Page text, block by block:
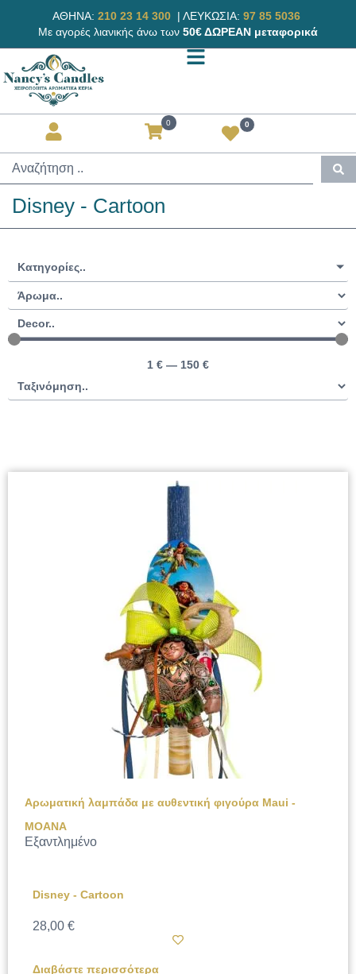
ΑΘΗΝΑ: 210 23 14 300 | ΛΕΥΚΩΣΙΑ: 97 85 5036
Με αγορές λιανικής άνω των 50€ ΔΩΡΕΑΝ μεταφορικά
0 0
Disney - Cartoon
Κατηγορίες..
1 € — 150 €
Αρωματική λαμπάδα με αυθεντική φιγούρα Maui -
MOANA
Εξαντλημένο
Disney - Cartoon
28,00 €
Διαβάστε περισσότερα